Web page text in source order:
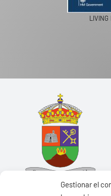
Gestionar el
LIVING